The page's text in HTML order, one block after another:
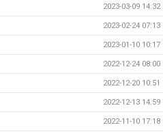
2023-03-09 14:32
2023-02-24 07:13
2023-01-10 10:17
2022-12-24 08:00
2022-12-20 10:51
2022-12-13 14:59
2022-11-10 17:18